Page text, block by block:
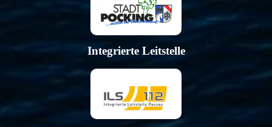
Integrierte Leitstelle